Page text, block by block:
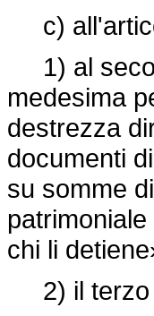
c)
1) al
medesima
destrezza
documenti
su somme
chi li
2) il terzo